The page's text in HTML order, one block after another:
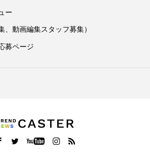
ー
、動画編集スタッフ募集）
募ページ